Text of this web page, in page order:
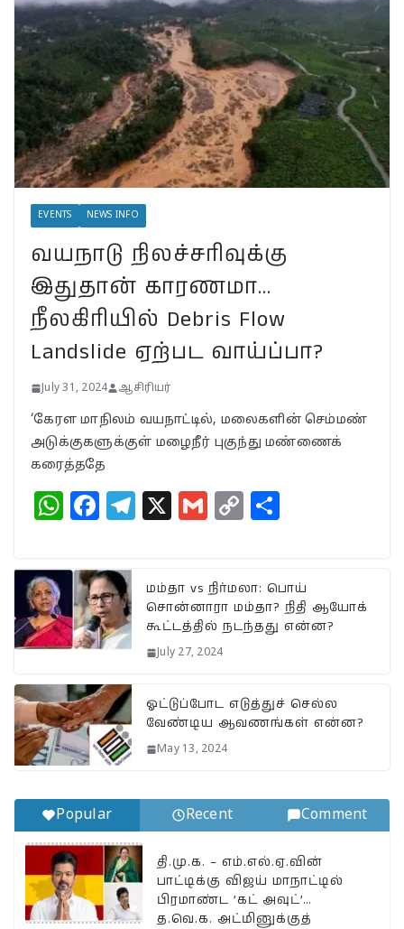
வயநாடு நிலச்சரிவுக்கு
இதுதான் காரணமா…
நீலகிரியில் Debris Flow
Landslide ஏற்பட வாய்ப்பா?
July 31, 2024
BSNLக்கு மாறும் மக்கள்;
பா.ஜ.க. புத்துயிர் அளிக்குமா…
இறுதி உயிர்த் துடிப்பையும்
தென்னிந்தியாவின்
முகமாகிறாரா பிரியங்கா?
காங்கிரஸ் வியூகம் என்ன?
November 23, 2024
EVENTS NEWS INFO
வயநாடு நிலச்சரிவுக்கு
இதுதான் காரணமா…
நீலகிரியில் Debris Flow
Landslide ஏற்பட வாய்ப்பா?
July 31, 2024 ஆசிரியர்
‘கேரள மாநிலம் வயநாட்டில், மலைகளின் செம்மண்
அடுக்குகளுக்குள் மழைநீர் புகுந்து மண்ணைக்
கரைத்ததே
W
at
s
A
p
p
F
c
e
b
o
o
k
T
g
ra
m
X
G
l
C
y
Li
r
e
மம்தா vs நிர்மலா: பொய்
சொன்னாரா மம்தா? நிதி ஆயோக்
கூட்டத்தில் நடந்தது என்ன?
July 27, 2024
ஓட்டுப்போட எடுத்துச் செல்ல
வேண்டிய ஆவணங்கள் என்ன?
May 13, 2024
Popular Recent Comment
தி.மு.க. – எம்.எல்.ஏ.வின்
பாட்டிக்கு விஜய் மாநாட்டில்
பிரமாண்ட ’கட் அவுட்’…
த.வெ.க. அட்மினுக்குத்